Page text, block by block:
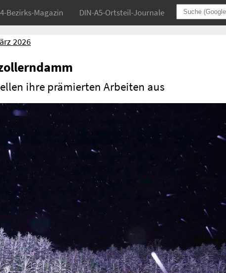
Bezirks-Magazin DIN-A5-Ortsteil-Journale
2026
ihre prämierten Arbeiten aus